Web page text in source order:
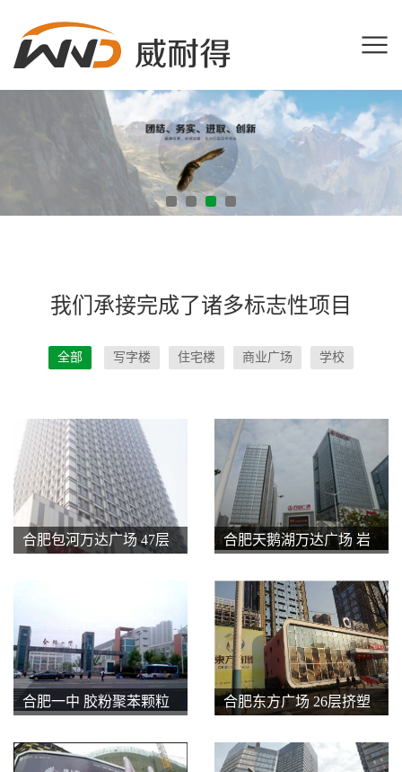
我们承接完成了诸多标志性项目
全部 写字楼 住宅楼 商业广场 学校
合肥包河万达广场 47层
合肥天鹅湖万达广场 岩
饰面）、无机玻化微珠
薄抹灰系统（涂料饰
面）
合肥一中 胶粉聚苯颗粒
合肥东方广场 26层挤塑
面）